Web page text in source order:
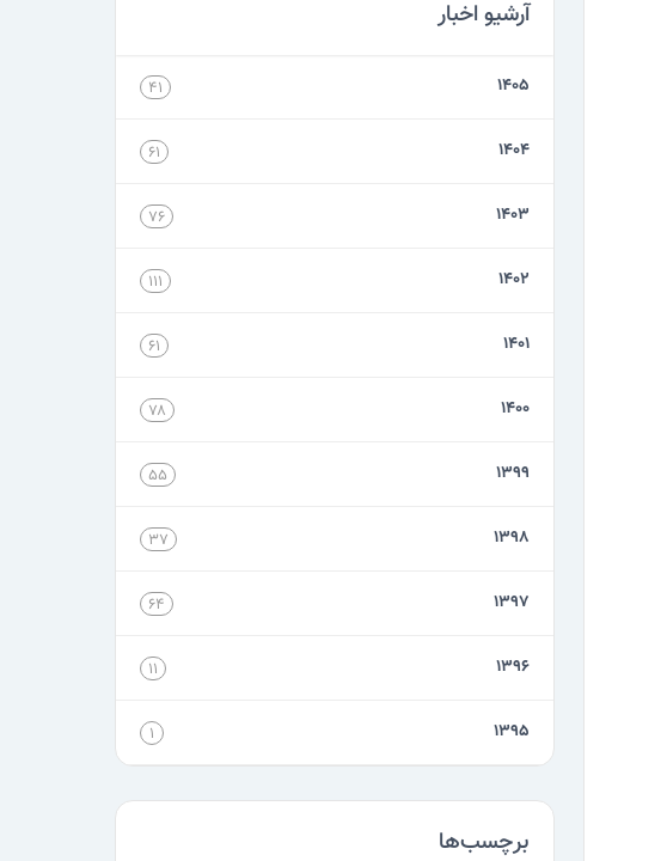
آرشیو اخبار
۱۴۰۵ ۴۱
۱۴۰۴ ۶۱
۱۴۰۳ ۷۶
۱۴۰۲ ۱۱۱
۱۴۰۱ ۶۱
۱۴۰۰ ۷۸
۱۳۹۹ ۵۵
۱۳۹۸ ۳۷
۱۳۹۷ ۶۴
۱۳۹۶ ۱۱
۱۳۹۵ ۱
برچسب‌ها